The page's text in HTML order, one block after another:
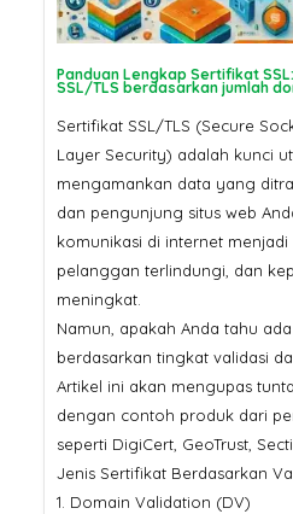
Panduan Lengkap Sertifikat SSL:
SSL/TLS berdasarkan jumlah
Sertifikat SSL/TLS (Secure
Layer Security) adalah kunci
mengamankan data yang
dan pengunjung situs web
komunikasi di internet
pelanggan terlindungi, dan
meningkat.
Namun, apakah Anda tahu
berdasarkan tingkat validasi
Artikel ini akan mengupas
dengan contoh produk dari
seperti DigiCert, GeoTrust,
Jenis Sertifikat Berdasarkan
1. Domain Validation (DV)